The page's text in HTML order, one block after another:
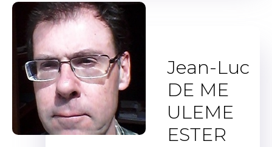
Jean-Luc
DE ME
ULEME
ESTER